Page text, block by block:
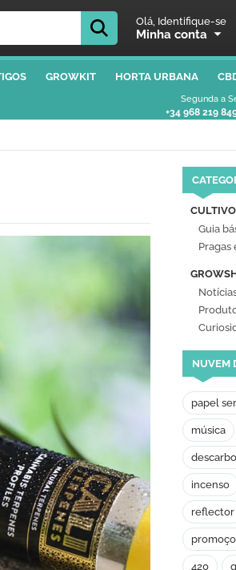
Olá, Identifique-se
Minha conta
GROWKIT HORTA URBANA
Segunda a
+34 968 219
CULTIVO
Guia
Pragas
NUVEM
papel
música
incenso
reflector
420